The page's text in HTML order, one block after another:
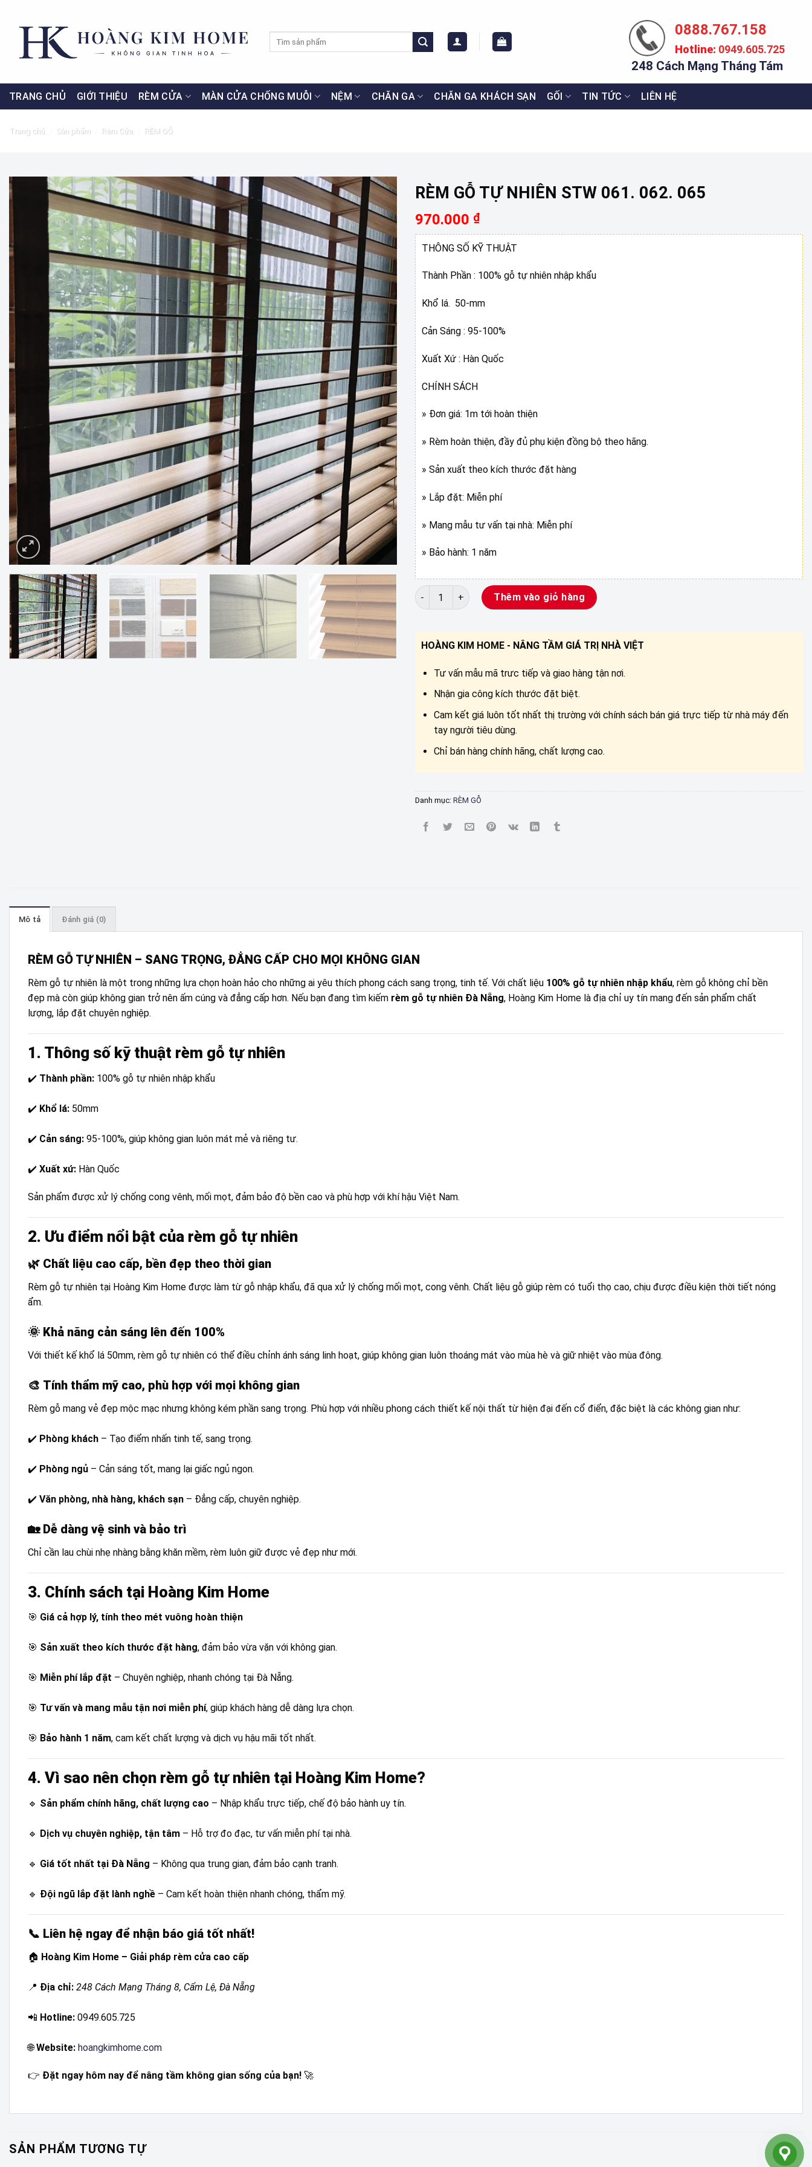
0888.767.158
Hotline: 0949.605.725
248 Cách Mạng Tháng Tám
TRANG CHỦ GIỚI THIỆU RÈM CỬA MÀN CỬA CHỐNG MUỖI NỆM CHĂN GA CHĂN GA KHÁCH SẠN GỐI TIN TỨC LIÊN HỆ
Trang chủ Sản phẩm Rèm Cửa RÈM GỖ
RÈM GỖ TỰ NHIÊN STW 061. 062. 065
970.000 ₫
THÔNG SỐ KỸ THUẬT
Thành Phần : 100% gỗ tự nhiên nhập khẩu
Khổ lá. 50-mm
Cản Sáng : 95-100%
Xuất Xứ : Hàn Quốc
CHÍNH SÁCH
» Đơn giá: 1m tới hoàn thiện
» Rèm hoàn thiện, đầy đủ phụ kiện đồng bộ theo hãng.
» Sản xuất theo kích thước đặt hàng
» Lắp đặt: Miễn phí
» Mang mẫu tư vấn tại nhà: Miễn phí
» Bảo hành: 1 năm
RÈM GỖ TỰ NHIÊN STW 061. 062. 065 số lượng
Thêm vào giỏ hàng
HOÀNG KIM HOME - NÂNG TẦM GIÁ TRỊ NHÀ VIỆT
Tư vấn mẫu mã trưc tiếp và giao hàng tận nơi.
Nhận gia công kích thước đặt biệt.
Cam kết giá luôn tốt nhất thị trường với chính sách bán giá trực tiếp từ nhà máy đến
tay người tiêu dùng.
Chỉ bán hàng chính hãng, chất lượng cao.
Danh mục: RÈM GỖ
Mô tả Đánh giá (0)
RÈM GỖ TỰ NHIÊN – SANG TRỌNG, ĐẲNG CẤP CHO MỌI KHÔNG GIAN
Rèm gỗ tự nhiên là một trong những lựa chọn hoàn hảo cho những ai yêu thích phong cách sang trọng, tinh tế. Với chất liệu 100% gỗ tự nhiên nhập khẩu, rèm gỗ không chỉ bền
đẹp mà còn giúp không gian trở nên ấm cúng và đẳng cấp hơn. Nếu bạn đang tìm kiếm rèm gỗ tự nhiên Đà Nẵng, Hoàng Kim Home là địa chỉ uy tín mang đến sản phẩm chất
lượng, lắp đặt chuyên nghiệp.
1. Thông số kỹ thuật rèm gỗ tự nhiên
✔️ Thành phần: 100% gỗ tự nhiên nhập khẩu
✔️ Khổ lá: 50mm
✔️ Cản sáng: 95-100%, giúp không gian luôn mát mẻ và riêng tư.
✔️ Xuất xứ: Hàn Quốc
Sản phẩm được xử lý chống cong vênh, mối mọt, đảm bảo độ bền cao và phù hợp với khí hậu Việt Nam.
2. Ưu điểm nổi bật của rèm gỗ tự nhiên
🌿 Chất liệu cao cấp, bền đẹp theo thời gian
Rèm gỗ tự nhiên tại Hoàng Kim Home được làm từ gỗ nhập khẩu, đã qua xử lý chống mối mọt, cong vênh. Chất liệu gỗ giúp rèm có tuổi thọ cao, chịu được điều kiện thời tiết nóng
ẩm.
🌞 Khả năng cản sáng lên đến 100%
Với thiết kế khổ lá 50mm, rèm gỗ tự nhiên có thể điều chỉnh ánh sáng linh hoạt, giúp không gian luôn thoáng mát vào mùa hè và giữ nhiệt vào mùa đông.
🎨 Tính thẩm mỹ cao, phù hợp với mọi không gian
Rèm gỗ mang vẻ đẹp mộc mạc nhưng không kém phần sang trọng. Phù hợp với nhiều phong cách thiết kế nội thất từ hiện đại đến cổ điển, đặc biệt là các không gian như:
✔️ Phòng khách – Tạo điểm nhấn tinh tế, sang trọng.
✔️ Phòng ngủ – Cản sáng tốt, mang lại giấc ngủ ngon.
✔️ Văn phòng, nhà hàng, khách sạn – Đẳng cấp, chuyên nghiệp.
🏡 Dễ dàng vệ sinh và bảo trì
Chỉ cần lau chùi nhẹ nhàng bằng khăn mềm, rèm luôn giữ được vẻ đẹp như mới.
3. Chính sách tại Hoàng Kim Home
🎯 Giá cả hợp lý, tính theo mét vuông hoàn thiện
🎯 Sản xuất theo kích thước đặt hàng, đảm bảo vừa vặn với không gian.
🎯 Miễn phí lắp đặt – Chuyên nghiệp, nhanh chóng tại Đà Nẵng.
🎯 Tư vấn và mang mẫu tận nơi miễn phí, giúp khách hàng dễ dàng lựa chọn.
🎯 Bảo hành 1 năm, cam kết chất lượng và dịch vụ hậu mãi tốt nhất.
4. Vì sao nên chọn rèm gỗ tự nhiên tại Hoàng Kim Home?
🔹 Sản phẩm chính hãng, chất lượng cao – Nhập khẩu trực tiếp, chế độ bảo hành uy tín.
🔹 Dịch vụ chuyên nghiệp, tận tâm – Hỗ trợ đo đạc, tư vấn miễn phí tại nhà.
🔹 Giá tốt nhất tại Đà Nẵng – Không qua trung gian, đảm bảo cạnh tranh.
🔹 Đội ngũ lắp đặt lành nghề – Cam kết hoàn thiện nhanh chóng, thẩm mỹ.
📞 Liên hệ ngay để nhận báo giá tốt nhất!
🏠 Hoàng Kim Home – Giải pháp rèm cửa cao cấp
📍 Địa chỉ: 248 Cách Mạng Tháng 8, Cẩm Lệ, Đà Nẵng
📲 Hotline: 0949.605.725
🌐Website: hoangkimhome.com
👉 Đặt ngay hôm nay để nâng tầm không gian sống của bạn! 🚀
SẢN PHẨM TƯƠNG TỰ